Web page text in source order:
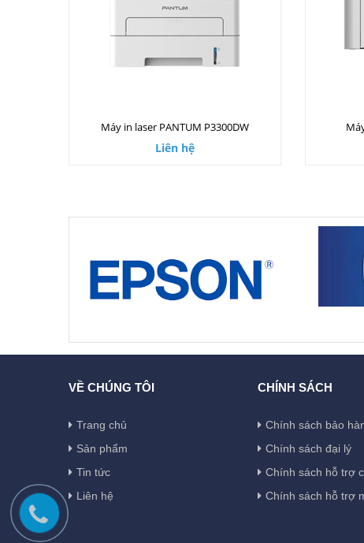
Máy in laser PANTUM P3300DW
Liên hệ
VỀ CHÚNG TÔI
Trang chủ
Sản phẩm
Tin tức
Liên hệ
CHÍNH SÁCH
Chính sách bảo
Chính sách đại lý
Chính sách hỗ trợ
Chính sách hỗ trợ